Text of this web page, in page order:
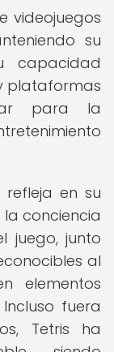
videojuegos
su
capacidad
plataformas
para la
en su
conciencia
juego, junto
al
elementos
fuera
Tetris ha